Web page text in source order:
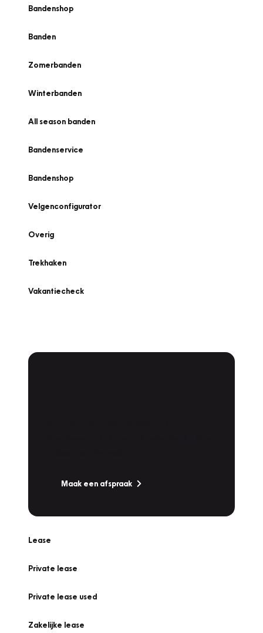
Bandenshop
Banden
Zomerbanden
Winterbanden
All season banden
Bandenservice
Bandenshop
Velgenconfigurator
Overig
Trekhaken
Vakantiecheck
Maak een afspraak
Lease
Private lease
Private lease used
Zakelijke lease